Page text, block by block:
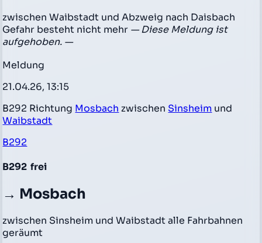
zwischen Waibstadt und Abzweig nach Daisbach
Gefahr besteht nicht mehr — Diese Meldung ist
aufgehoben. —
Meldung
21.04.26, 13:15
B292 Richtung Mosbach zwischen Sinsheim und
Waibstadt
B292
B292 frei
→ Mosbach
zwischen Sinsheim und Waibstadt alle Fahrbahnen
geräumt